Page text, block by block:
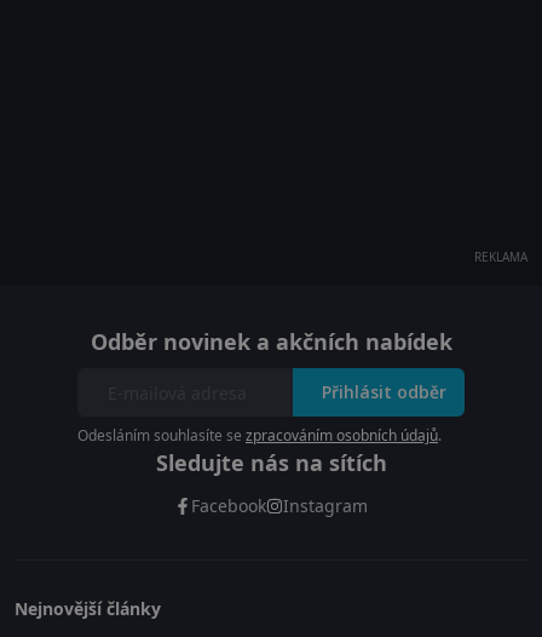
REKLAMA
Odběr novinek a akčních nabídek
Přihlásit odběr
Odesláním souhlasíte se zpracováním osobních údajů.
Sledujte nás na sítích
Facebook Instagram
Nejnovější články